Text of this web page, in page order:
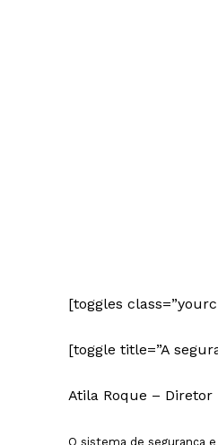
[toggles
[toggle title=”A
Atila Roque –
O sistema de segurança